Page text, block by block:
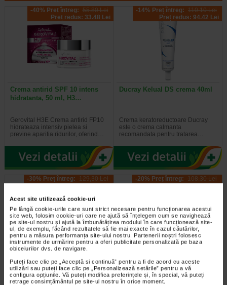
Acest site utilizează cookie-uri
Pe lângă cookie-urile care sunt strict necesare pentru funcționarea acestui
site web, folosim cookie-uri care ne ajută să înțelegem cum se navighează
pe site-ul nostru și ajută la îmbunătățirea modului în care funcționează site-
ul, de exemplu, făcând rezultatele să fie mai exacte în cazul căutărilor,
pentru a măsura performanța site-ului nostru. Partenerii noștri folosesc
instrumente de urmărire pentru a oferi publicitate personalizată pe baza
obiceiurilor dvs. de navigare.
Puteți face clic pe „Acceptă si continuă” pentru a fi de acord cu aceste
utilizări sau puteți face clic pe „Personalizează setările” pentru a vă
configura opțiunile. Vă puteți modifica preferințele și, în special, vă puteți
retrage consimțământul pe site-ul nostru în orice moment.
-40% Preț întreg: 55.80 Lei
Preț redus: 33.48 Lei
Crema antirid SPF 10 intens
hidratanta, 50 ml, H3…
Gerovital H3E Crema antirid FP10
hidrateaza intensiv pielea si
previne aparitia ridurilor, oferind…
-14% Preț întreg: 110.10 Lei
Preț redus: 94.42 Lei
Ducray Kelual DS crema 40ml
Crema keratoreductoare Ducray
este o crema calmanta
recomandata pentru tratarea…
-30% Preț întreg: 129,30 Lei
Preț redus: 90.51 Lei
Sebium Gel Spumant pentru
curatarea tenului gras X 500 ml
-20% Preț întreg: 108.30 Lei
Preț redus: 86.64 Lei
Bioderma Sensibio H2O
Solutie Micelara X 500 ml